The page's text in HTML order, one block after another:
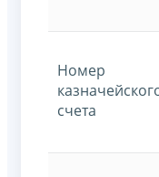
Номер
счета